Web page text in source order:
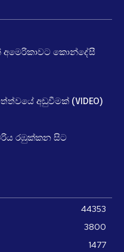
කොන්දේසී
අඩුවීමක් (VIDEO)
රඹුක්කන සිට
44353
3800
1477